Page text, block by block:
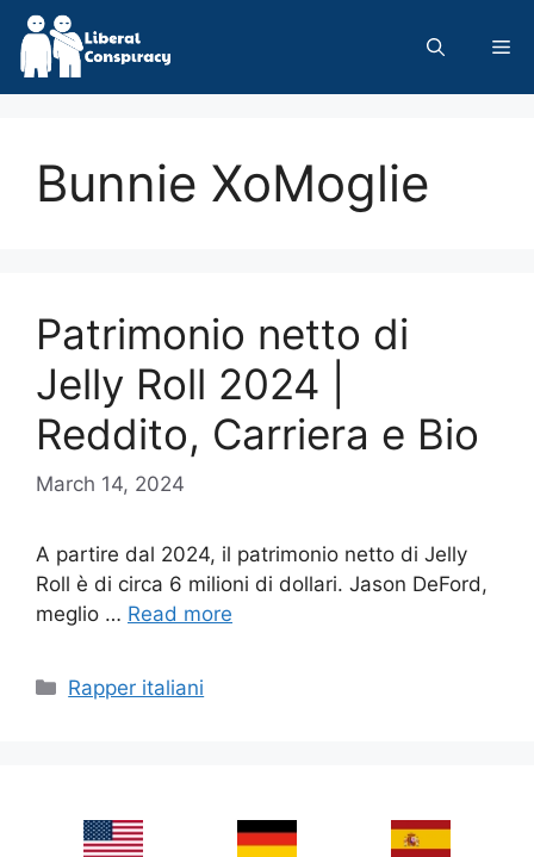
Skip
content
Bunnie XoMoglie
Patrimonio netto di
Jelly Roll 2024 |
Reddito, Carriera e Bio
March 14, 2024
A partire dal 2024, il patrimonio netto di Jelly
Roll è di circa 6 milioni di dollari. Jason DeFord,
meglio … Read more
Categories
Rapper italiani